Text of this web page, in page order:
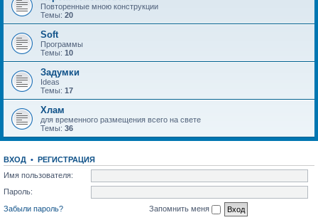
Повторенные мною конструкции
Темы: 20
Soft
Программы
Темы: 10
Задумки
Ideas
Темы: 17
Хлам
для временного размещения всего на свете
Темы: 36
ВХОД • РЕГИСТРАЦИЯ
Имя пользователя:
Пароль:
Забыли пароль?
Запомнить меня